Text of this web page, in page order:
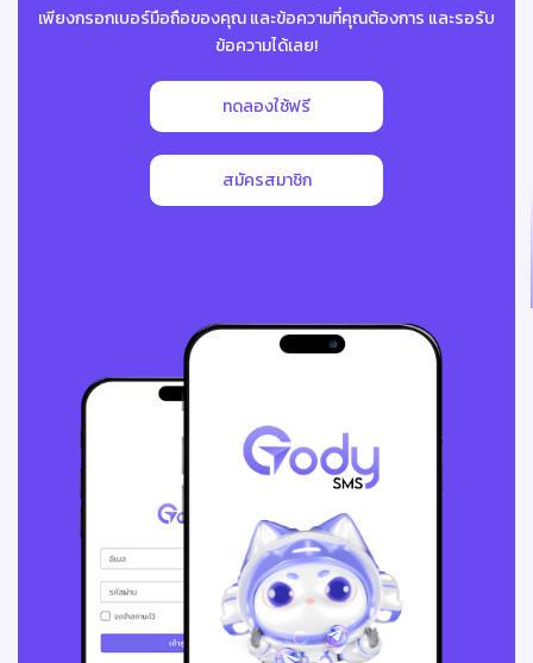
เพียงกรอกเบอร์มือถือของคุณ และข้อความที่คุณต้องการ และรอรับ
ข้อความได้เลย!
ทดลองใช้ฟรี
สมัครสมาชิก